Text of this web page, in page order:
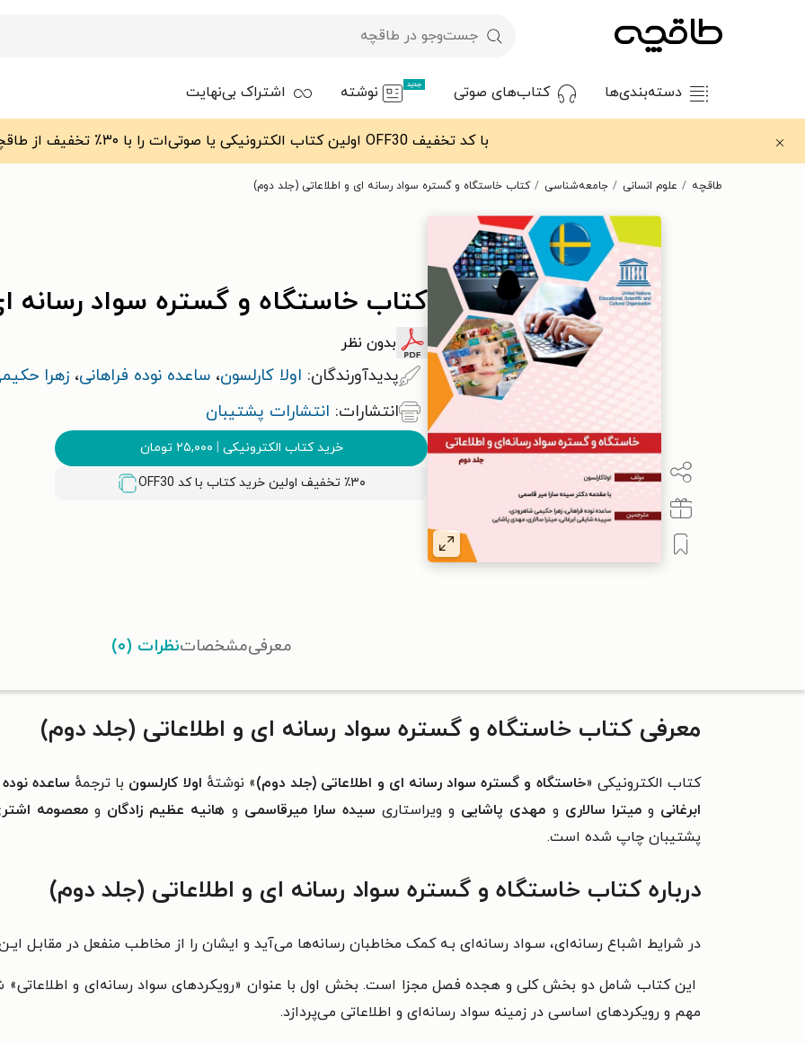
دسته‌بندی‌ها کتاب‌های صوتی جدید نوشته اشتراک بی‌نهایت
با کد تخفیف OFF30 اولین کتاب الکترونیکی یا صوتی‌ات را با ۳۰٪ تخفیف از طاقچه دریافت کن.
طاقچه علوم انسانی جامعه‌شناسی کتاب خاستگاه و گستره سواد رسانه ای و اطلاعاتی (جلد دوم)
کتاب خاستگاه و گستره سواد رسانه
بدون نظر
پدیدآورندگان: اولا کارلسون، ساعده نوده فراهانی، زهرا
انتشارات: انتشارات پشتیبان
خرید کتاب الکترونیکی | ۲۵,۰۰۰ تومان
٪۳۰ تخفیف اولین خرید کتاب با کد OFF30
معرفیمشخصاتنظرات (۰)
معرفی کتاب خاستگاه و گستره سواد رسانه ای و اطلاعاتی (جلد دوم)
کتاب الکترونیکی «خاستگاه و گستره سواد رسانه ای و اطلاعاتی (جلد دوم)» نوشتهٔ اولا کارلسون با ترجمهٔ ساعده
ابرغانی ومیترا سالاری و مهدی پاشایی و ویراستاری سیده سارا میرقاسمی و هانیه عظیم زادگان و معصومه
پشتیبان چاپ شده است.
درباره کتاب خاستگاه و گستره سواد رسانه ای و اطلاعاتی (جلد دوم)
در شرايط اشباع رسانه‌ای، سـواد رسانه‌ای بـه كمک مخاطبان رسانه‌ها می‌آيد و ايشان را از مخاطب منفعل در مقابـل
این کتاب شامل دو بخش کلی و هجده فصل مجزا است. بخش اول با عنوان «رویکردهای سواد رسانه‌ای و
مهم و رویکردهای اساسی در زمینه سواد رسانه‌ای و اطلاعاتی می‌پردازد.